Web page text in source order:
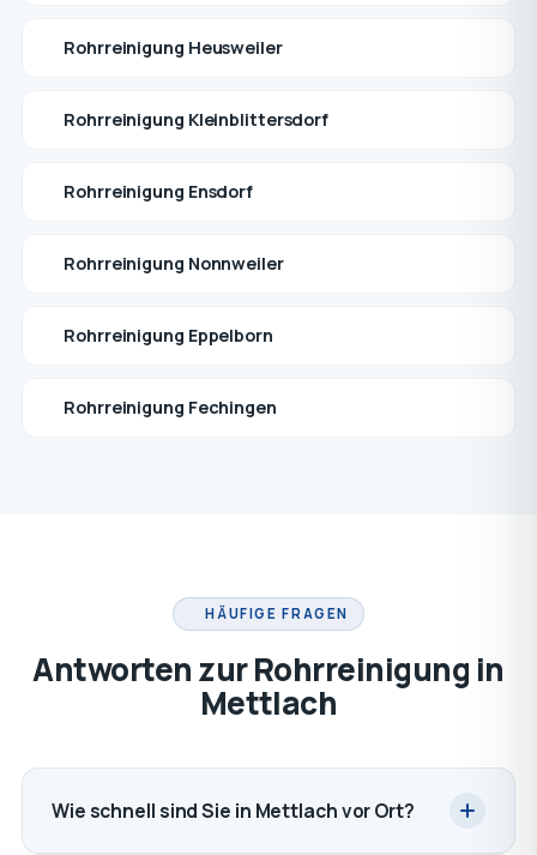
Rohrreinigung Heusweiler
Rohrreinigung Kleinblittersdorf
Rohrreinigung Ensdorf
Rohrreinigung Nonnweiler
Rohrreinigung Eppelborn
Rohrreinigung Fechingen
HÄUFIGE FRAGEN
Antworten zur Rohrreinigung in
Mettlach
Wie schnell sind Sie in Mettlach vor Ort?